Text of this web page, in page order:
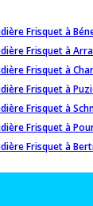
Frisquet à
Frisquet à
Frisquet à
Frisquet à
Frisquet à
Frisquet à
Frisquet à